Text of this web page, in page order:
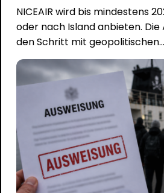
NICEAIR wird bis mindestens
oder nach Island anbieten.
den Schritt mit geopolitischen...